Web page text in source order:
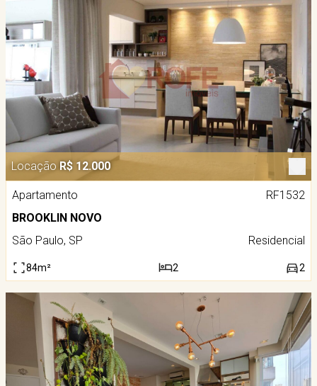
Locação R$ 12.000
Apartamento
RF1532
BROOKLIN NOVO
São Paulo, SP
Residencial
84m² 2 2